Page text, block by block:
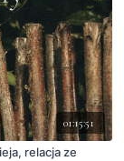
01:15:51
relacja ze